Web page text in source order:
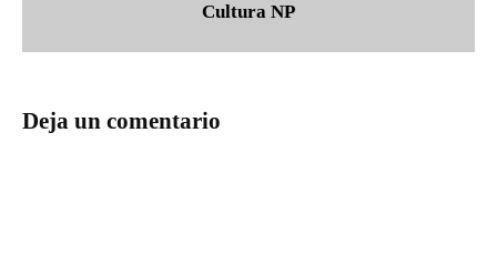
Cultura NP
Deja un comentario